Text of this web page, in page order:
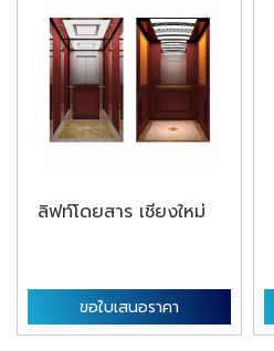
ลิฟท์โดยสาร เชียงใหม่
ขอใบเสนอราคา